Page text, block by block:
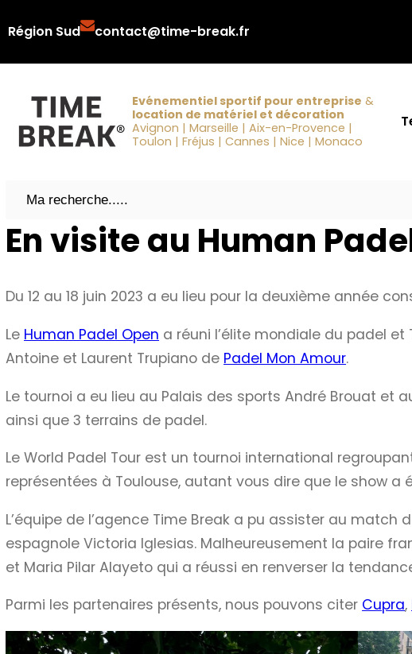
au
contenu
Région Sud contact@time-break.fr
Evénementiel sportif pour entreprise &
location de matériel et décoration
Avignon | Marseille | Aix-en-Provence |
Toulon | Fréjus | Cannes | Nice | Monaco
Search
En visite au Human
Du 12 au 18 juin 2023 a eu lieu pour la deuxième année
Le Human Padel Open a réuni l’élite mondiale du padel et
Antoine et Laurent Trupiano de Padel Mon Amour.
Le tournoi a eu lieu au Palais des sports André Brouat et
ainsi que 3 terrains de padel.
Le World Padel Tour est un tournoi international
représentées à Toulouse, autant vous dire que le show
L’équipe de l’agence Time Break a pu assister au match
espagnole Victoria Iglesias. Malheureusement la paire
et Maria Pilar Alayeto qui a réussi en renverser la
Parmi les partenaires présents, nous pouvons citer Cupra,